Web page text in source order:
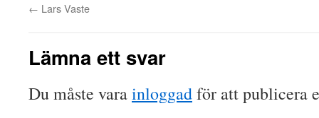
← Lars Vaste
Lämna ett svar
Du måste varainloggadför att publicera